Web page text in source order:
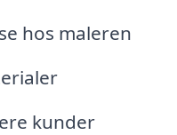
hos maleren
kunder